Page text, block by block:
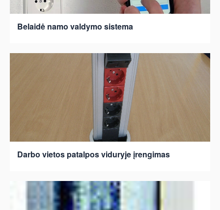
Belaidė namo valdymo sistema
Darbo vietos patalpos viduryje įrengimas